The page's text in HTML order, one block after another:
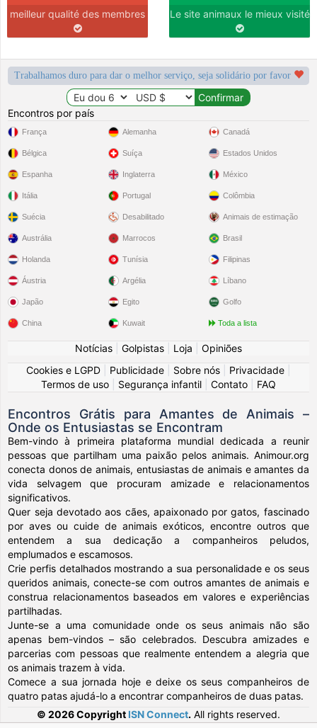
meilleur qualité des membres Le site animaux le mieux visité
Trabalhamos duro para dar o melhor serviço, seja solidário por favor
Encontros por país
França
Bélgica
Espanha
Itália
Suécia
Alemanha
Suíça
Inglaterra
Portugal
Desabilitado
Canadá
Estados Unidos
México
Colômbia
Animais de estimação
Austrália
Holanda
Áustria
Japão
China
Marrocos
Tunísia
Argélia
Egito
Kuwait
Brasil
Filipinas
Líbano
Golfo
Toda a lista
Notícias Golpistas Loja
Opiniões
Cookies e LGPD
Publicidade Sobre nós Privacidade
Termos de uso
Segurança infantil Contato FAQ
Encontros Grátis para Amantes de Animais –
Onde os Entusiastas se Encontram
Bem-vindo à primeira plataforma mundial dedicada a reunir
pessoas que partilham uma paixão pelos animais. Animour.org
conecta donos de animais, entusiastas de animais e amantes da
vida selvagem que procuram amizade e relacionamentos
significativos.
Quer seja devotado aos cães, apaixonado por gatos, fascinado
por aves ou cuide de animais exóticos, encontre outros que
entendem a sua dedicação a companheiros peludos,
emplumados e escamosos.
Crie perfis detalhados mostrando a sua personalidade e os seus
queridos animais, conecte-se com outros amantes de animais e
construa relacionamentos baseados em valores e experiências
partilhadas.
Junte-se a uma comunidade onde os seus animais não são
apenas bem-vindos – são celebrados. Descubra amizades e
parcerias com pessoas que realmente entendem a alegria que
os animais trazem à vida.
Comece a sua jornada hoje e deixe os seus companheiros de
quatro patas ajudá-lo a encontrar companheiros de duas patas.
© 2026 Copyright ISN Connect. All rights reserved.